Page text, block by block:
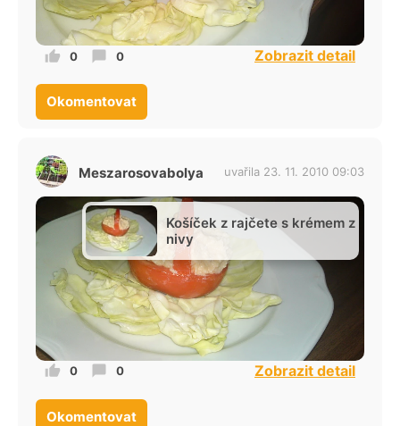
0 0 Zobrazit detail
Okomentovat
Meszarosovabolya uvařila 23. 11. 2010 09:03
Košíček z rajčete s krémem z
nivy
0 0 Zobrazit detail
Okomentovat